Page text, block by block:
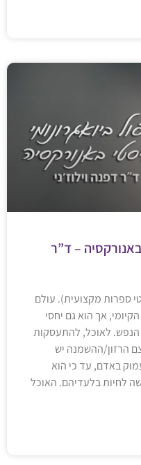
באנורקסיה – ד”ר
ספרות מקצועית). עולם
אך הוא גם יחסי
הנפש. לאוכל, להתעסקות
הרזון/ההשמנה יש
באדם, עד כי הוא
לחיות בלעדיהם. האוכל